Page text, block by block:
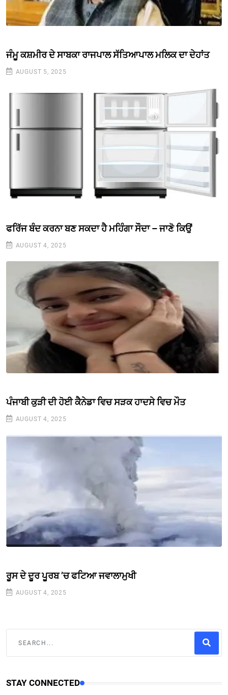
ਜੰਮੂ ਕਸ਼ਮੀਰ ਦੇ ਸਾਬਕਾ ਰਾਜਪਾਲ ਸੱਤਿਆਪਾਲ ਮਲਿਕ ਦਾ ਦੇਹਾਂਤ
AUGUST 5, 2025
ਫਰਿੱਜ ਬੰਦ ਕਰਨਾ ਬਣ ਸਕਦਾ ਹੈ ਮਹਿੰਗਾ ਸੌਦਾ – ਜਾਣੋ ਕਿਉਂ
AUGUST 4, 2025
ਪੰਜਾਬੀ ਕੁੜੀ ਦੀ ਹੋਈ ਕੈਨੇਡਾ ਵਿਚ ਸੜਕ ਹਾਦਸੇ ਵਿਚ ਮੌਤ
AUGUST 4, 2025
ਰੂਸ ਦੇ ਦੂਰ ਪੂਰਬ ’ਚ ਫਟਿਆ ਜਵਾਲਾਮੁਖੀ
AUGUST 4, 2025
STAY CONNECTED